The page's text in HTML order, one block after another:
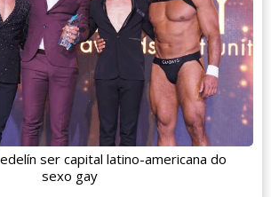
ser capital latino-americana do
sexo gay